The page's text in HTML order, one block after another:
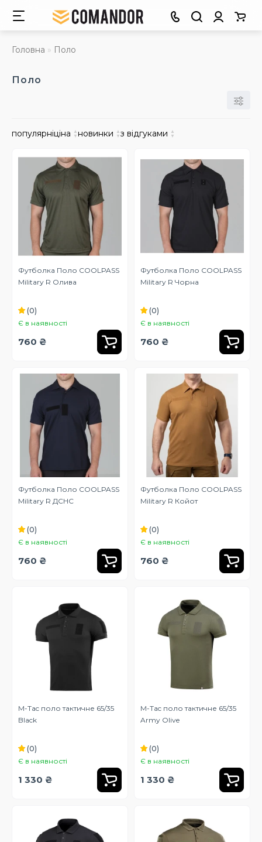
Головна Поло
Поло
популярніціна
▲
▼ новинки
▲
▼ з відгуками
▲
▼
Футболка Поло COOLPASS
Military R Олива
(0)
Є в наявності
760 ₴
Футболка Поло COOLPASS
Military R Чорна
(0)
Є в наявності
760 ₴
Футболка Поло COOLPASS
Military R ДСНС
(0)
Є в наявності
760 ₴
Футболка Поло COOLPASS
Military R Койот
(0)
Є в наявності
760 ₴
M-Tac поло тактичне 65/35
Black
(0)
Є в наявності
1 330 ₴
M-Tac поло тактичне 65/35
Army Olive
(0)
Є в наявності
1 330 ₴